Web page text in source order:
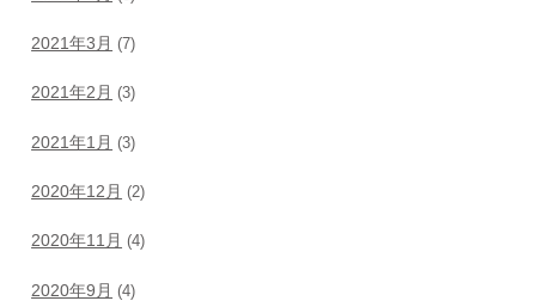
2021年3月 (7)
2021年2月 (3)
2021年1月 (3)
2020年12月 (2)
2020年11月 (4)
2020年9月 (4)